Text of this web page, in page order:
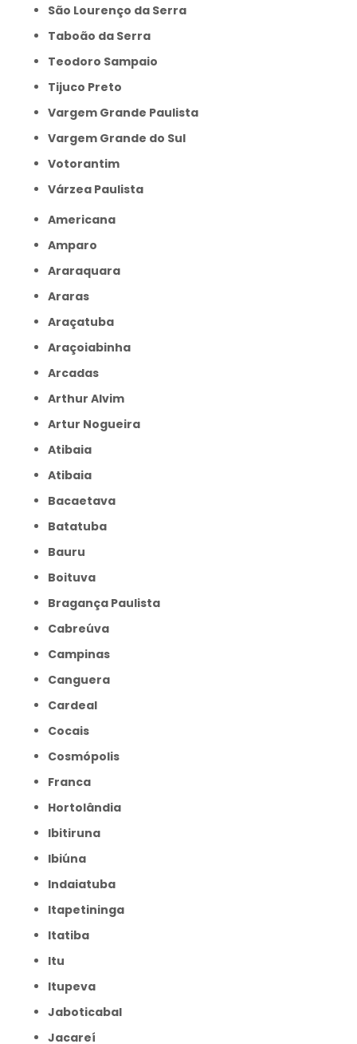
São Lourenço da Serra
Taboão da Serra
Teodoro Sampaio
Tijuco Preto
Vargem Grande Paulista
Vargem Grande do Sul
Votorantim
Várzea Paulista
Americana
Amparo
Araraquara
Araras
Araçatuba
Araçoiabinha
Arcadas
Arthur Alvim
Artur Nogueira
Atibaia
Atibaia
Bacaetava
Batatuba
Bauru
Boituva
Bragança Paulista
Cabreúva
Campinas
Canguera
Cardeal
Cocais
Cosmópolis
Franca
Hortolândia
Ibitiruna
Ibiúna
Indaiatuba
Itapetininga
Itatiba
Itu
Itupeva
Jaboticabal
Jacareí